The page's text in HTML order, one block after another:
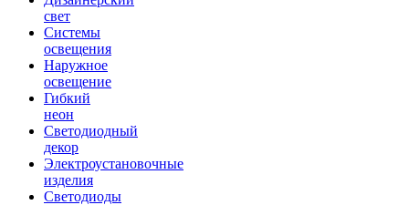
свет
Системы
освещения
Наружное
освещение
Гибкий
неон
Светодиодный
декор
Электроустановочные
изделия
Светодиоды